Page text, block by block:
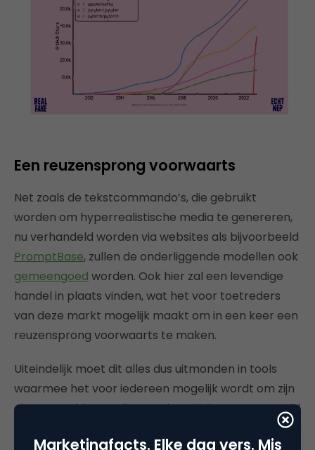
Een reuzensprong voorwaarts
Net zoals de tekstcommando’s, die gebruikt
worden om hyperrealistische media te genereren,
nu verhandeld worden via websites als bijvoorbeeld
PromptBase, zullen de onderliggende modellen ook
gemeengoed worden. Ook hier zal een levendige
handel in plaats vinden, wat het voor toetreders
van deze markt mogelijk maakt om in een keer een
reuzensprong voorwaarts te maken.
Uiteindelijk moet dit alles dus uitmonden in tools
waarmee het voor iedereen mogelijk wordt om zijn
eigen wereld te creëren en in te richten. Een wereld
waarin jezelf de scriptschrijver, hoofdrolspeler en
Marketingfacts. Elke dag vers. Mis